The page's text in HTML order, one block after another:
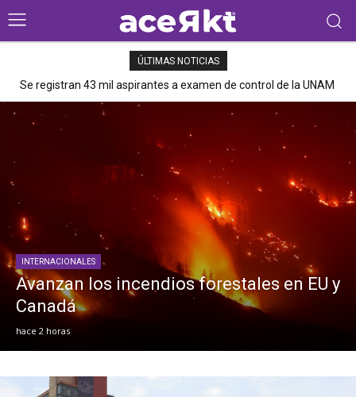
ÚLTIMAS NOTICIAS
Se registran 43 mil aspirantes a examen de control de la UNAM
INTERNACIONALES
Avanzan los incendios forestales en EU y
Canadá
hace 2 horas